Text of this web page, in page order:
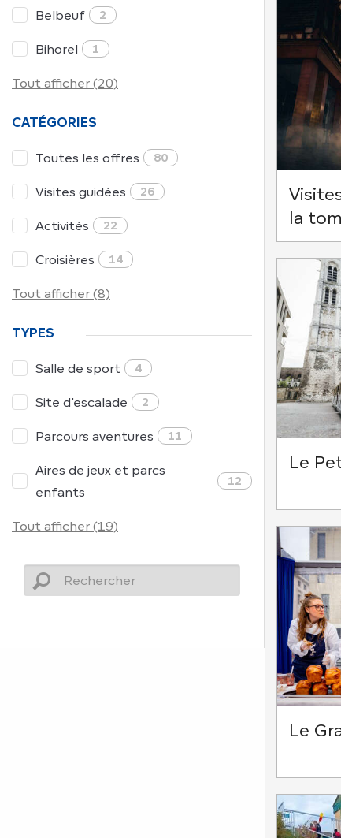
Belbeuf 2
Bihorel 1
Tout afficher (20)
CATÉGORIES
Toutes les offres 80
Visites guidées 26
Activités 22
Croisières 14
Tout afficher (8)
TYPES
Salle de sport 4
Site d'escalade 2
Parcours aventures 11
Aires de jeux et parcs
enfants
12
Tout afficher (19)
la
Le
Le